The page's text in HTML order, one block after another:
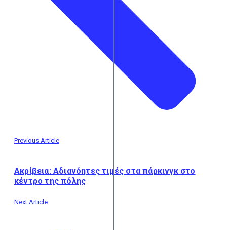
Previous Article
Ακρίβεια: Αδιανόητες τιμές στα πάρκινγκ στο
κέντρο της πόλης
Next Article